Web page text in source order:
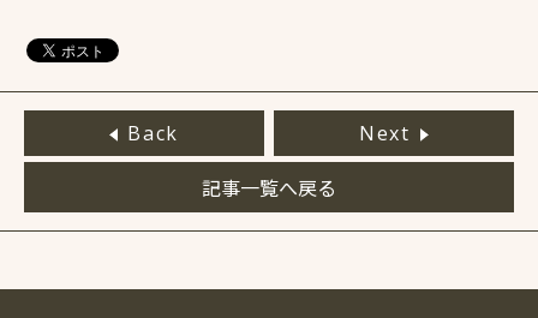
Back Next
記事一覧へ戻る